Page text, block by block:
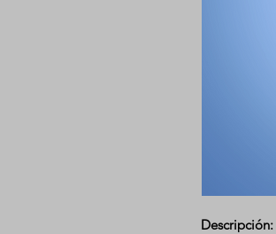
Descripción: